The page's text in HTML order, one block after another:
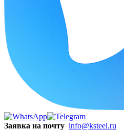
Заявка на почту info@ksteel.ru